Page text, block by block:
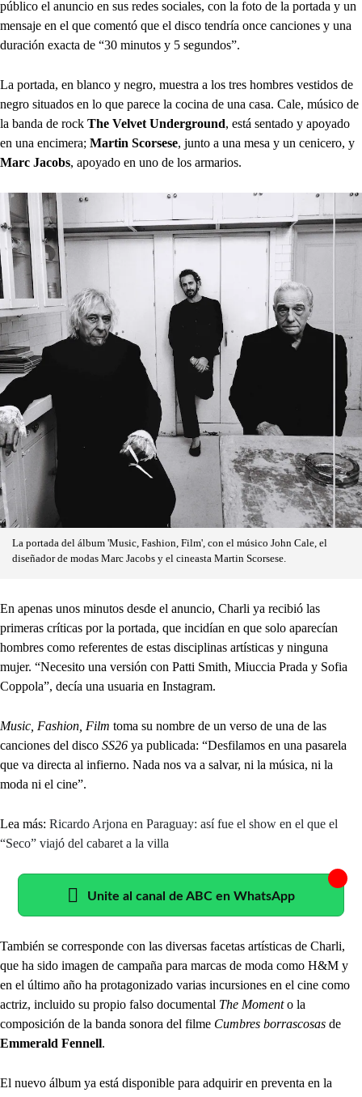
público el anuncio en sus redes sociales, con la foto de la portada y un
mensaje en el que comentó que el disco tendría once canciones y una
duración exacta de “30 minutos y 5 segundos”.
La portada, en blanco y negro, muestra a los tres hombres vestidos de
negro situados en lo que parece la cocina de una casa. Cale, músico de
la banda de rock The Velvet Underground, está sentado y apoyado
en una encimera; Martin Scorsese, junto a una mesa y un cenicero, y
Marc Jacobs, apoyado en uno de los armarios.
La portada del álbum 'Music, Fashion, Film', con el músico John Cale, el
diseñador de modas Marc Jacobs y el cineasta Martin Scorsese.
En apenas unos minutos desde el anuncio, Charli ya recibió las
primeras críticas por la portada, que incidían en que solo aparecían
hombres como referentes de estas disciplinas artísticas y ninguna
mujer. “Necesito una versión con Patti Smith, Miuccia Prada y Sofia
Coppola”, decía una usuaria en Instagram.
Music, Fashion, Film toma su nombre de un verso de una de las
canciones del disco SS26 ya publicada: “Desfilamos en una pasarela
que va directa al infierno. Nada nos va a salvar, ni la música, ni la
moda ni el cine”.
Lea más: Ricardo Arjona en Paraguay: así fue el show en el que el
“Seco” viajó del cabaret a la villa
Unite al canal de ABC en WhatsApp
También se corresponde con las diversas facetas artísticas de Charli,
que ha sido imagen de campaña para marcas de moda como H&M y
en el último año ha protagonizado varias incursiones en el cine como
actriz, incluido su propio falso documental The Momento la
composición de la banda sonora del filme Cumbres borrascosas de
Emmerald Fennell.
El nuevo álbum ya está disponible para adquirir en preventa en la